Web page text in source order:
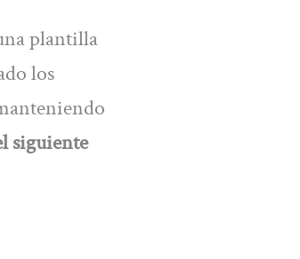
plantilla
los
siguiente